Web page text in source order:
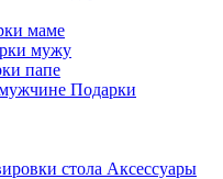
маме
мужу
папе
Подарки
Аксессуары